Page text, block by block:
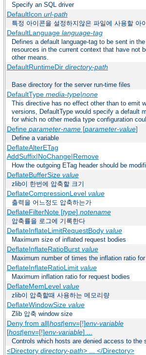
Specify an SQL driver
DefaultIcon url-path
특정 아이콘을 설정하지않은 파일에 사용할 아
DefaultLanguage language-tag
Defines a default language-tag to be sent in
resources in the current context that have not
other means.
DefaultRuntimeDir directory-path
Base directory for the server run-time files
DefaultType media-type|none
This directive has no effect other than to emit
versions, DefaultType would specify a default
for which no other media type configuration
Define parameter-name[parameter-value]
Define a variable
DeflateAlterETag
AddSuffix|NoChange|Remove
How the outgoing ETag header should be
DeflateBufferSize value
zlib이 한번에 압축할 크기
DeflateCompressionLevel value
출력을 어느정도 압축하는가
DeflateFilterNote [type] notename
압축률을 로그에 기록한다
DeflateInflateLimitRequestBody value
Maximum size of inflated request bodies
DeflateInflateRatioBurst value
Maximum number of times the inflation ratio
DeflateInflateRatioLimit value
Maximum inflation ratio for request bodies
DeflateMemLevel value
zlib이 압축할때 사용하는 메모리량
DeflateWindowSize value
Zlib 압축 window size
Deny from all|host|env=[!]env-variable
[host|env=[!]env-variable] ...
Controls which hosts are denied access to the
<Directory directory-path> ... </Directory>